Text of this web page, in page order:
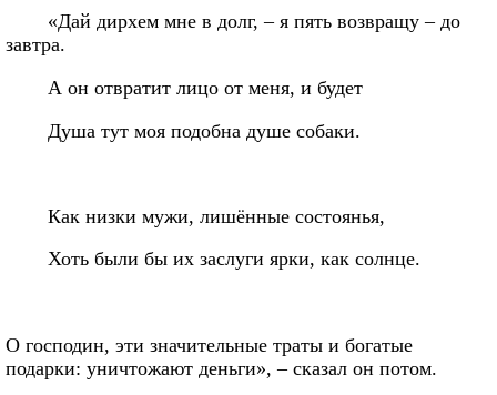
«Дай дирхем мне в долг, – я пять возвращу – до
завтра.
А он отвратит лицо от меня, и будет
Душа тут моя подобна душе собаки.
Как низки мужи, лишённые состоянья,
Хоть были бы их заслуги ярки, как солнце.
О господин, эти значительные траты и богатые
подарки: уничтожают деньги», – сказал он потом.